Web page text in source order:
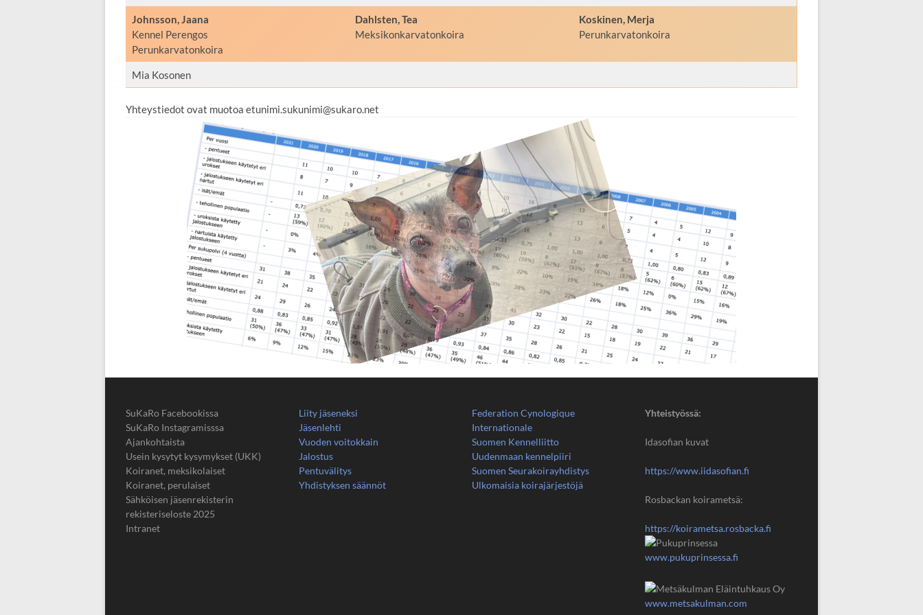
Johnsson, Jaana
Kennel Perengos
Perunkarvatonkoira
Dahlsten, Tea
Meksikonkarvatonkoira
Koskinen, Merja
Perunkarvatonkoira
Mia Kosonen
Yhteystiedot ovat muotoa etunimi.sukunimi@sukaro.net
SuKaRo Facebookissa
SuKaRo Instagramisssa
Ajankohtaista
Usein kysytyt kysymykset (UKK)
Koiranet, meksikolaiset
Koiranet, perulaiset
Sähköisen jäsenrekisterin
rekisteriseloste 2025
Intranet
Liity jäseneksi
Jäsenlehti
Vuoden voitokkain
Jalostus
Pentuvälitys
Yhdistyksen säännöt
Federation Cynologique
Internationale
Suomen Kennelliitto
Uudenmaan kennelpiiri
Suomen Seurakoirayhdistys
Ulkomaisia koirajärjestöjä
Yhteistyössä:
Idasofian kuvat
https://www.iidasofian.fi
Rosbackan koirametsä:
https://koirametsa.rosbacka.fi
www.pukuprinsessa.fi
www.metsakulman.com